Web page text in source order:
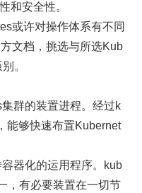
和安全性。
或许对操作体系有不同
文档，挑选与所选Kub
。
群的装置进程。经过k
能够快速布置Kubernet
器化的运用程序。kub
，有必要装置在一切节